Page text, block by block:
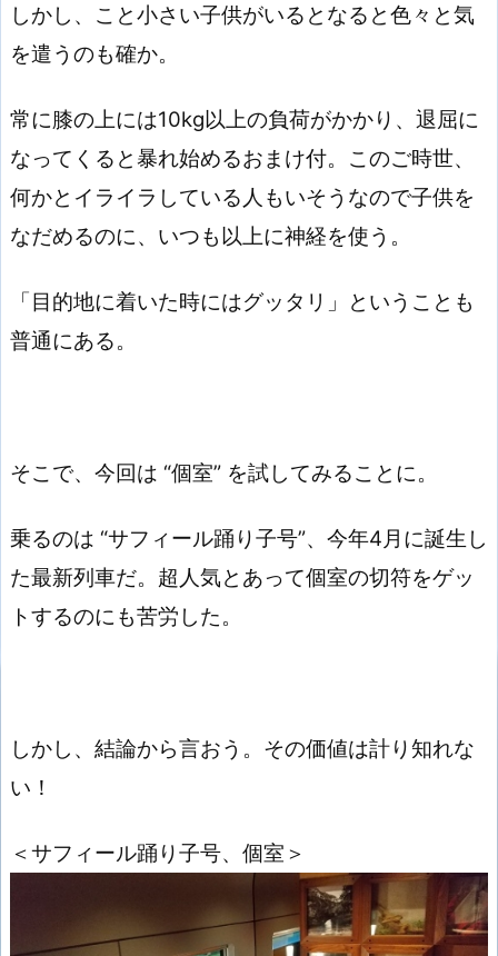
しかし、こと小さい子供がいるとなると色々と気
を遣うのも確か。
常に膝の上には10kg以上の負荷がかかり、退屈に
なってくると暴れ始めるおまけ付。このご時世、
何かとイライラしている人もいそうなので子供を
なだめるのに、いつも以上に神経を使う。
「目的地に着いた時にはグッタリ」ということも
普通にある。
そこで、今回は “個室” を試してみることに。
乗るのは “サフィール踊り子号”、今年4月に誕生し
た最新列車だ。超人気とあって個室の切符をゲッ
トするのにも苦労した。
しかし、結論から言おう。その価値は計り知れな
い！
＜サフィール踊り子号、個室＞